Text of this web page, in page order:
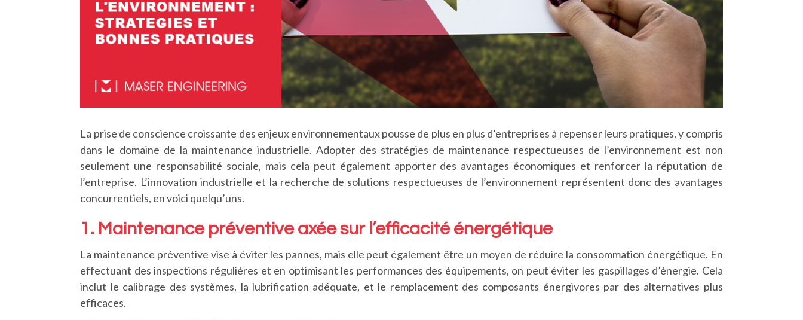
La prise de conscience croissante des enjeux environnementaux pousse de plus en plus d’entreprises à repenser leurs pratiques, y compris
dans le domaine de la maintenance industrielle. Adopter des stratégies de maintenance respectueuses de l’environnement est non
seulement une responsabilité sociale, mais cela peut également apporter des avantages économiques et renforcer la réputation de
l’entreprise. L’innovation industrielle et la recherche de solutions respectueuses de l’environnement représentent donc des avantages
concurrentiels, en voici quelqu’uns.
1. Maintenance préventive axée sur l’efficacité énergétique
La maintenance préventive vise à éviter les pannes, mais elle peut également être un moyen de réduire la consommation énergétique. En
effectuant des inspections régulières et en optimisant les performances des équipements, on peut éviter les gaspillages d’énergie. Cela
inclut le calibrage des systèmes, la lubrification adéquate, et le remplacement des composants énergivores par des alternatives plus
efficaces.